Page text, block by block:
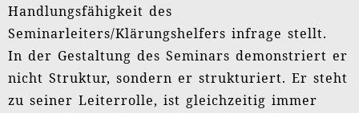
Handlungsfähigkeit des
Seminarleiters/Klärungshelfers infrage stellt.
In der Gestaltung des Seminars demonstriert er
nicht Struktur, sondern er strukturiert. Er steht
zu seiner Leiterrolle, ist gleichzeitig immer